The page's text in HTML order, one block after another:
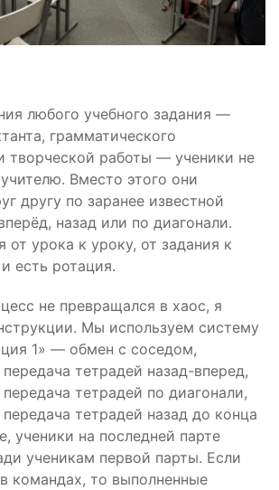
любого учебного задания —
грамматического
творческой работы — ученики не
Вместо этого они
другу по заранее известной
назад или по диагонали.
от урока к уроку, от задания к
есть ротация.
не превращался в хаос, я
Мы используем систему
1» — обмен с соседом,
тетрадей назад-вперед,
тетрадей по диагонали,
тетрадей назад до конца
ученики на последней парте
ученикам первой парты. Если
командах, то выполненные